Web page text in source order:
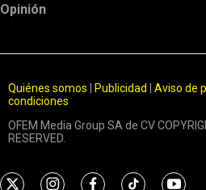
Opinión
Quiénes somos Publicidad Aviso de
condiciones
OFEM Media Group SA de CV
RESERVED.